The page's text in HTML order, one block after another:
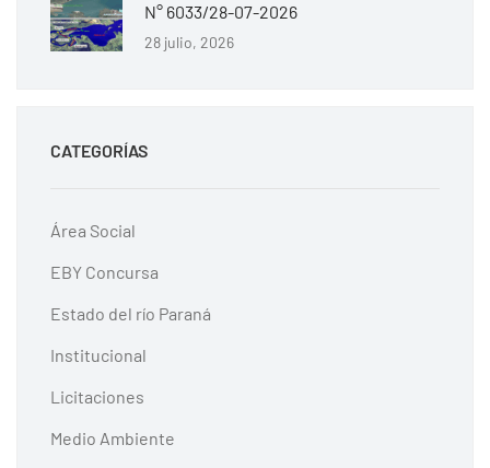
N° 6033/28-07-2026
28 julio, 2026
CATEGORÍAS
Área Social
EBY Concursa
Estado del río Paraná
Institucional
Licitaciones
Medio Ambiente